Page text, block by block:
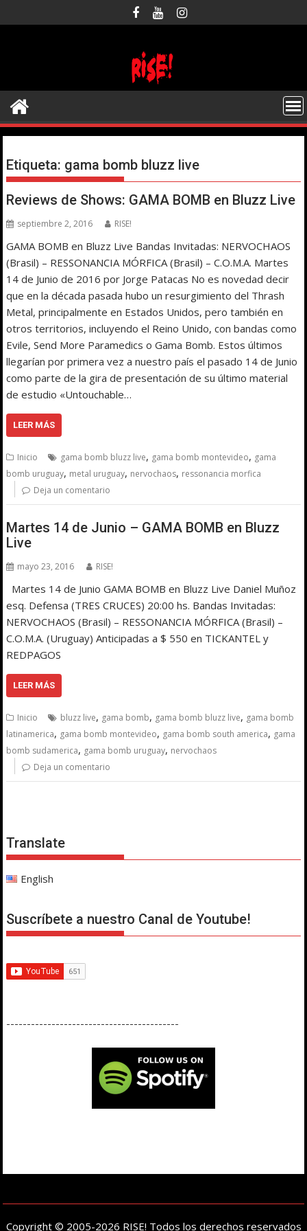
al
Etiqueta: gama bomb bluzz live
Reviews de Shows: GAMA BOMB en Bluzz Live
septiembre 2, 2016 RISE!
GAMA BOMB en Bluzz Live Bandas Invitadas: NERVOCHAOS
(Brasil) – RESSONANCIA MÓRFICA (Brasil) – C.O.M.A. Martes
14 de Junio de 2016 por Jorge Patacas No es novedad decir
que en la década pasada hubo un resurgimiento del Thrash
Metal, principalmente en Estados Unidos, pero también en
otros territorios, incluyendo el Reino Unido, con bandas como
Evile, Send More Paramedics o Gama Bomb. Estos últimos
llegarían por primera vez a nuestro país el pasado 14 de Junio
como parte de la gira de presentación de su último material
de estudio «Untouchable…
LEER MÁS
Inicio gama bomb bluzz live, gama bomb montevideo, gama
bomb uruguay, metal uruguay, nervochaos, ressonancia morfica
Deja un comentario
Martes 14 de Junio – GAMA BOMB en Bluzz
Live
mayo 23, 2016 RISE!
Martes 14 de Junio GAMA BOMB en Bluzz Live Daniel Muñoz
esq. Defensa (TRES CRUCES) 20:00 hs. Bandas Invitadas:
NERVOCHAOS (Brasil) – RESSONANCIA MÓRFICA (Brasil) –
C.O.M.A. (Uruguay) Anticipadas a $ 550 en TICKANTEL y
REDPAGOS
LEER MÁS
Inicio bluzz live, gama bomb, gama bomb bluzz live, gama bomb
latinamerica, gama bomb montevideo, gama bomb south america, gama
bomb sudamerica, gama bomb uruguay, nervochaos
Deja un comentario
Translate
English
Suscríbete a nuestro Canal de Youtube!
------------------------------------------
Copyright © 2005-2026 RISE! Todos los derechos reservados